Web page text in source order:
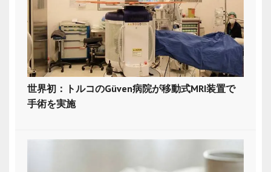
世界初：トルコのGüven病院が移動式MRI装置で
手術を実施